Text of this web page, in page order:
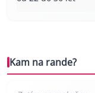
Kam na rande?